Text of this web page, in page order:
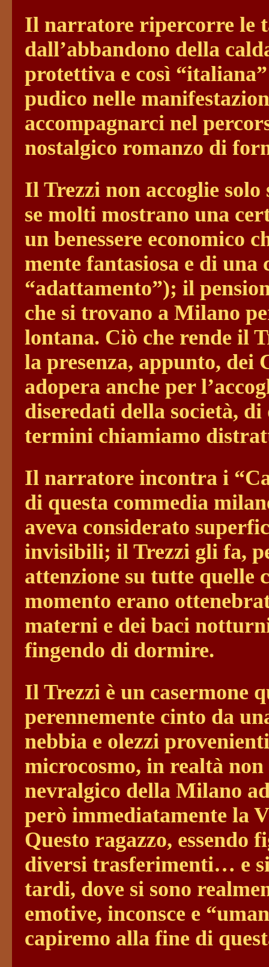
Il narratore ripercorre le
dall’abbandono della
protettiva e così
pudico nelle
accompagnarci nel
nostalgico romanzo di
Il Trezzi non accoglie
se molti mostrano una
un benessere economico
mente fantasiosa e di una
“adattamento”); il
che si trovano a Milano
lontana. Ciò che rende il
la presenza, appunto,
adopera anche per
diseredati della società, di
termini chiamiamo
Il narratore incontra i
di questa commedia
aveva considerato
invisibili; il Trezzi gli fa,
attenzione su tutte quelle
momento erano
materni e dei baci
fingendo di dormire.
Il Trezzi è un casermone
perennemente cinto da
nebbia e olezzi
microcosmo, in realtà
nevralgico della Milano
però immediatamente la
Questo ragazzo,
diversi trasferimenti… e
tardi, dove si sono
emotive, inconsce e
capiremo alla fine di